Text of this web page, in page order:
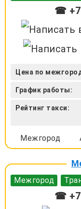
☎ +7
Цена по
График работы:
Рейтинг такси:
Межгород
Межгород
☎ +7